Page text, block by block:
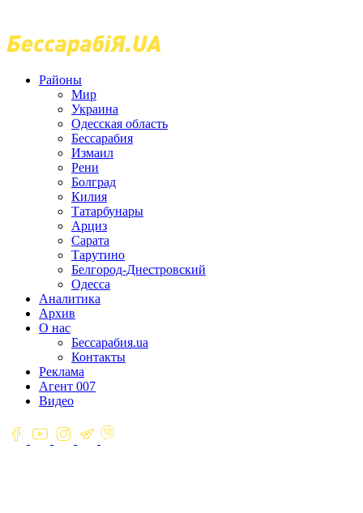
Районы
Мир
Украина
Одесская область
Бессарабия
Измаил
Рени
Болград
Килия
Татарбунары
Арциз
Сарата
Тарутино
Белгород-Днестровский
Одесса
Аналитика
Архив
О нас
Бессарабия.ua
Контакты
Реклама
Агент 007
Видео